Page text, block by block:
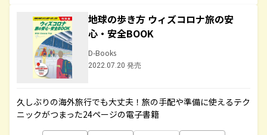
地球の歩き方 ウィズコロナ旅の安
心・安全BOOK
D-Books
2022.07.20 発売
久しぶりの海外旅行でも大丈夫！旅の手配や準備に使えるテク
ニックがつまった24ページの電子書籍